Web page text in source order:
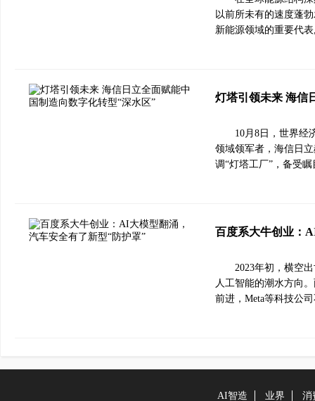
以前所未有的速度蓬
新能源领域的重要代
灯塔引领未来 海信
10月8日，世界经
领域领军者，海信日
调“灯塔工厂”，备受
百度系大牛创业：
2023年初，横空
人工智能的潮水方向
前进，Meta等科技公
AI智造 业界 消